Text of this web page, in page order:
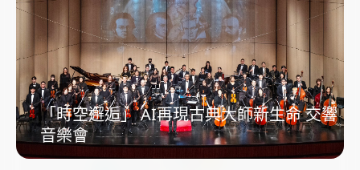
「時空邂逅」 AI再現古典大師新生命 交響
音樂會